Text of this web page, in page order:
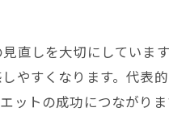
直しを大切にしていま
やすくなります。代表
トの成功につながりま